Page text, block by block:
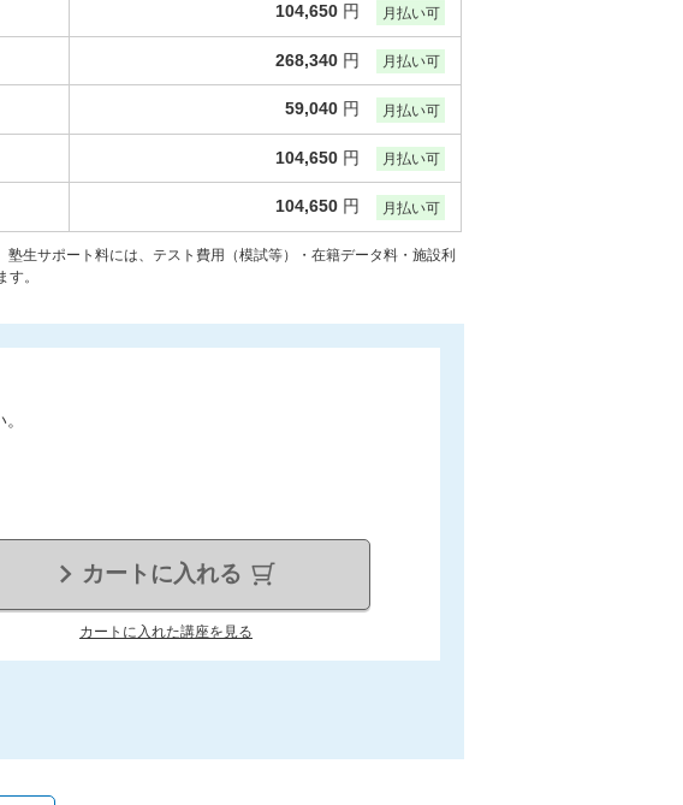
104,650 円 月払い可
268,340 円 月払い可
59,040 円 月払い可
104,650 円 月払い可
104,650 円 月払い可
生サポート料には、テスト費用（模試等）・在籍データ料・施設利
。
カートに入れる
カートに入れた講座を見る